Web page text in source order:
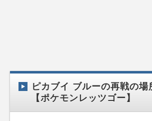
ピカブイ ブルーの再戦の場
【ポケモンレッツゴー】